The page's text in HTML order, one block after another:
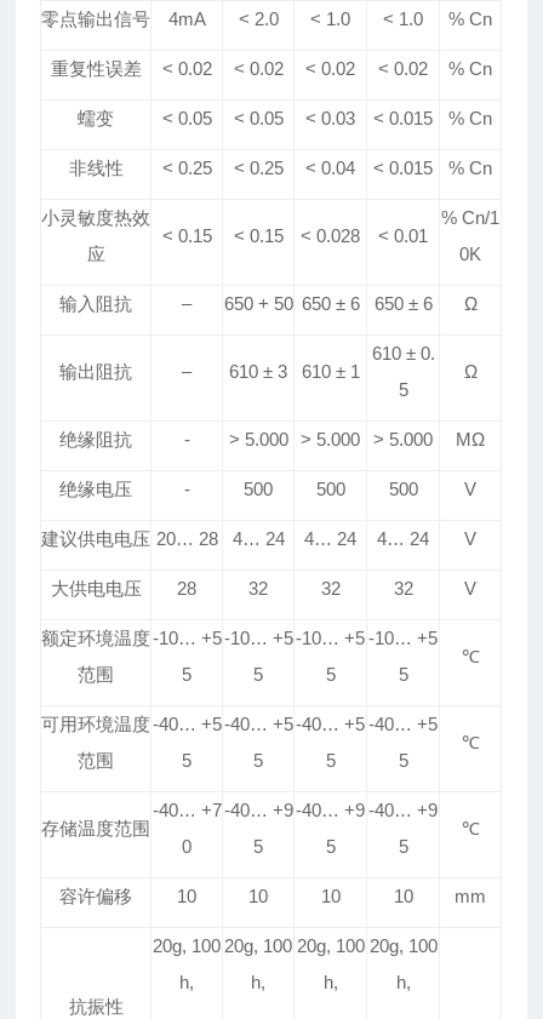
零点输出信号 4mA < 2.0 < 1.0 < 1.0 % Cn
重复性误差 < 0.02 < 0.02 < 0.02 < 0.02 % Cn
蠕变 < 0.05 < 0.05 < 0.03 < 0.015 % Cn
非线性 < 0.25 < 0.25 < 0.04 < 0.015 % Cn
小灵敏度热效
应
< 0.15 < 0.15 < 0.028 < 0.01
% Cn/1
0K
输入阻抗 – 650 + 50 650 ±6 650 ±6 Ω
输出阻抗 – 610± 3 610 ±1
610 ±0.
5
Ω
绝缘阻抗 - > 5.000 > 5.000 > 5.000 MΩ
绝缘电压 - 500 500 500 V
建议供电电压 20… 28 4… 24 4… 24 4… 24 V
大供电电压 28 32 32 32 V
额定环境温度
范围
-10… +5
5
-10… +5
5
-10… +5
5
-10… +5
5
℃
可用环境温度
范围
-40… +5
5
-40… +5
5
-40… +5
5
-40… +5
5
℃
存储温度范围
-40… +7
0
-40… +9
5
-40… +9
5
-40… +9
5
℃
容许偏移 10 10 10 10 mm
抗振性
20g, 100
h,
20g, 100
h,
20g, 100
h,
20g, 100
h,